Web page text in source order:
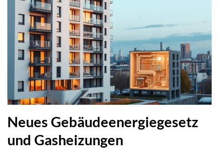
Neues Gebäudeenergiegesetz
und Gasheizungen